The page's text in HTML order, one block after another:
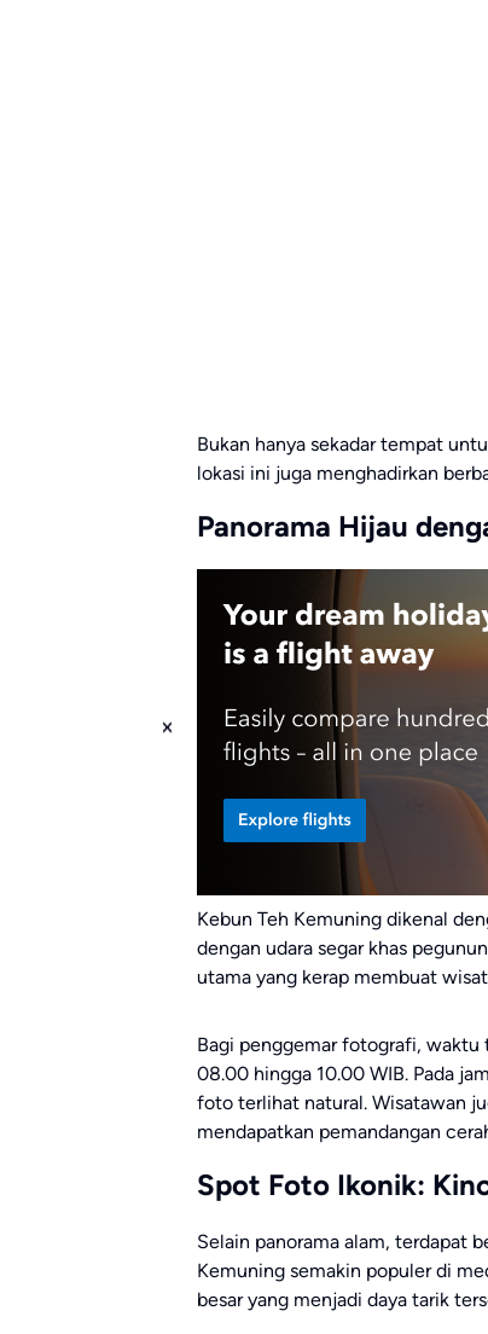
Bukan hanya sekadar tempat
lokasi ini juga menghadirkan
Panorama Hijau
Kebun Teh Kemuning dikenal
dengan udara segar khas
utama yang kerap membuat
Bagi penggemar fotografi, waktu
08.00 hingga 10.00 WIB. Pada
foto terlihat natural. Wisatawan
mendapatkan pemandangan
Spot Foto Ikonik:
Selain panorama alam, terdapat
Kemuning semakin populer di
besar yang menjadi daya tarik